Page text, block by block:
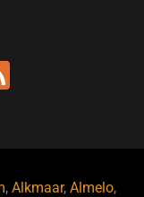
,Alkmaar,Almelo,